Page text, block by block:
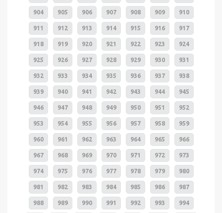
904 905 906 907 908 909 910
911 912 913 914 915 916 917
918 919 920 921 922 923 924
925 926 927 928 929 930 931
932 933 934 935 936 937 938
939 940 941 942 943 944 945
946 947 948 949 950 951 952
953 954 955 956 957 958 959
960 961 962 963 964 965 966
967 968 969 970 971 972 973
974 975 976 977 978 979 980
981 982 983 984 985 986 987
988 989 990 991 992 993 994